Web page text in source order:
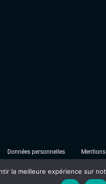
Données personnelles
la meilleure expérience sur